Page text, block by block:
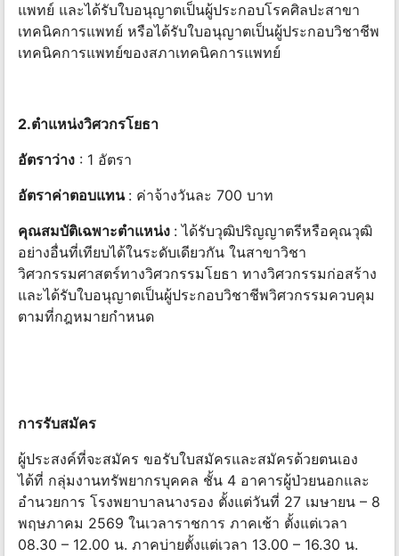
แพทย์ และได้รับใบอนุญาตเป็นผู้ประกอบโรคศิลปะสาขา
เทคนิคการแพทย์ หรือได้รับใบอนุญาตเป็นผู้ประกอบวิชาชีพ
เทคนิคการแพทย์ของสภาเทคนิคการแพทย์
2.ตำแหน่งวิศวกรโยธา
อัตราว่าง : 1 อัตรา
อัตราค่าตอบแทน : ค่าจ้างวันละ 700 บาท
คุณสมบัติเฉพาะตำแหน่ง : ได้รับวุฒิปริญญาตรีหรือคุณวุฒิ
อย่างอื่นที่เทียบได้ในระดับเดียวกัน ในสาขาวิชา
วิศวกรรมศาสตร์ทางวิศวกรรมโยธา ทางวิศวกรรมก่อสร้าง
และได้รับใบอนุญาตเป็นผู้ประกอบวิชาชีพวิศวกรรมควบคุม
ตามที่กฎหมายกำหนด
การรับสมัคร
ผู้ประสงค์ที่จะสมัคร ขอรับใบสมัครและสมัครด้วยตนเอง
ได้ที่ กลุ่มงานทรัพยากรบุคคล ชั้น 4 อาคารผู้ป่วยนอกและ
อำนวยการ โรงพยาบาลนางรอง ตั้งแต่วันที่ 27 เมษายน – 8
พฤษภาคม 2569 ในเวลาราชการ ภาคเช้า ตั้งแต่เวลา
08.30 – 12.00 น. ภาคบ่ายตั้งแต่เวลา 13.00 – 16.30 น.